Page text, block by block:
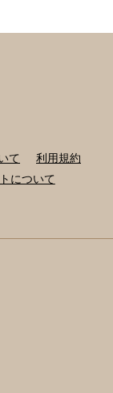
て
利用規約
について